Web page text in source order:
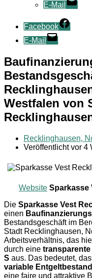
E-Mail
Facebook
E-Mail
Westfalen von
Recklinghausen,
Veröffentlicht vor 4
Website Sparkasse
Die Sparkasse Vest
einen
Bestandsgeschäft im
Stadt Recklinghausen,
Arbeitsverhältnis, das
durch eine
S aus. Das bedeutet,
variable
eine faire und attraktive